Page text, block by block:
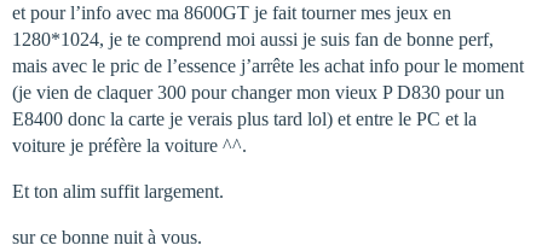
et pour l’info avec ma 8600GT je fait tourner mes jeux en
1280*1024, je te comprend moi aussi je suis fan de bonne perf,
mais avec le pric de l’essence j’arrête les achat info pour le moment
(je vien de claquer 300 pour changer mon vieux P D830 pour un
E8400 donc la carte je verais plus tard lol) et entre le PC et la
voiture je préfère la voiture ^^.
Et ton alim suffit largement.
sur ce bonne nuit à vous.